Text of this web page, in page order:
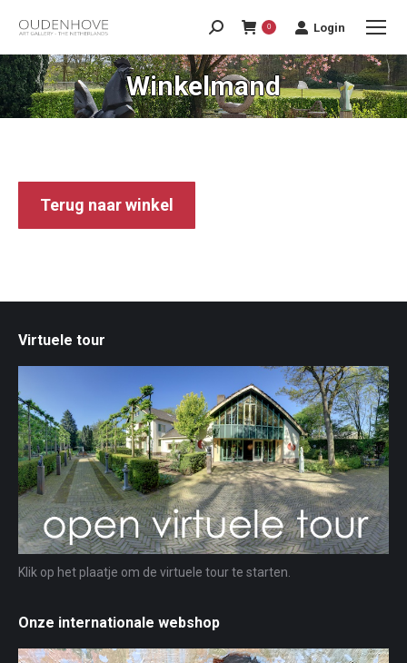
0 Login
Winkelmand
Terug naar winkel
Virtuele tour
Klik op het plaatje om de virtuele tour te starten.
Onze internationale webshop